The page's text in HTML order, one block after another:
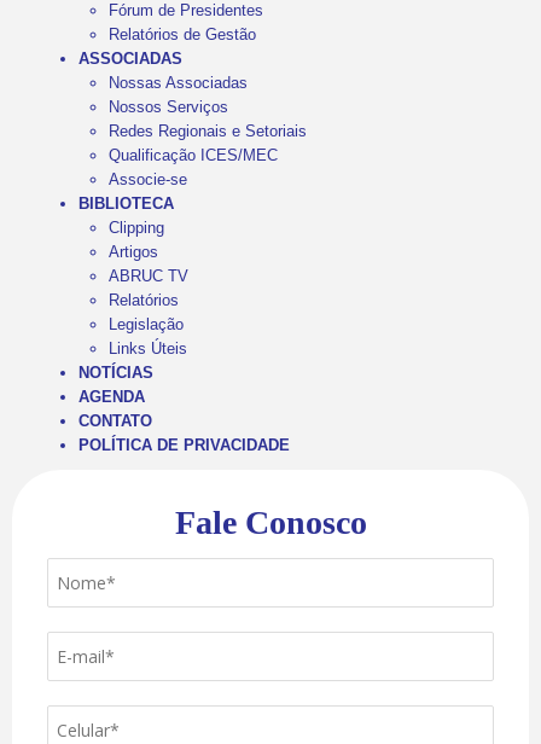
Fórum de Presidentes
Relatórios de Gestão
ASSOCIADAS
Nossas Associadas
Nossos Serviços
Redes Regionais e Setoriais
Qualificação ICES/MEC
Associe-se
BIBLIOTECA
Clipping
Artigos
ABRUC TV
Relatórios
Legislação
Links Úteis
NOTÍCIAS
AGENDA
CONTATO
POLÍTICA DE PRIVACIDADE
Fale Conosco